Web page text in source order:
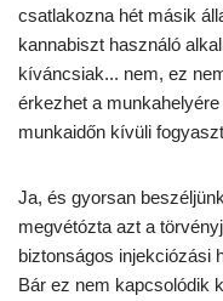
csatlakozna hét másik
kannabiszt használó
kíváncsiak... nem, ez
érkezhet a munkahelyére
munkaidőn kívüli
Ja, és gyorsan
megvétózta azt a
biztonságos injekciózási
Bár ez nem kapcsolódik